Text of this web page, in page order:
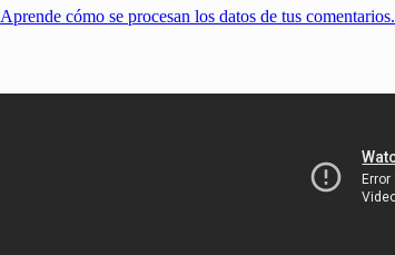
Aprende cómo se procesan los datos de tus comentarios.